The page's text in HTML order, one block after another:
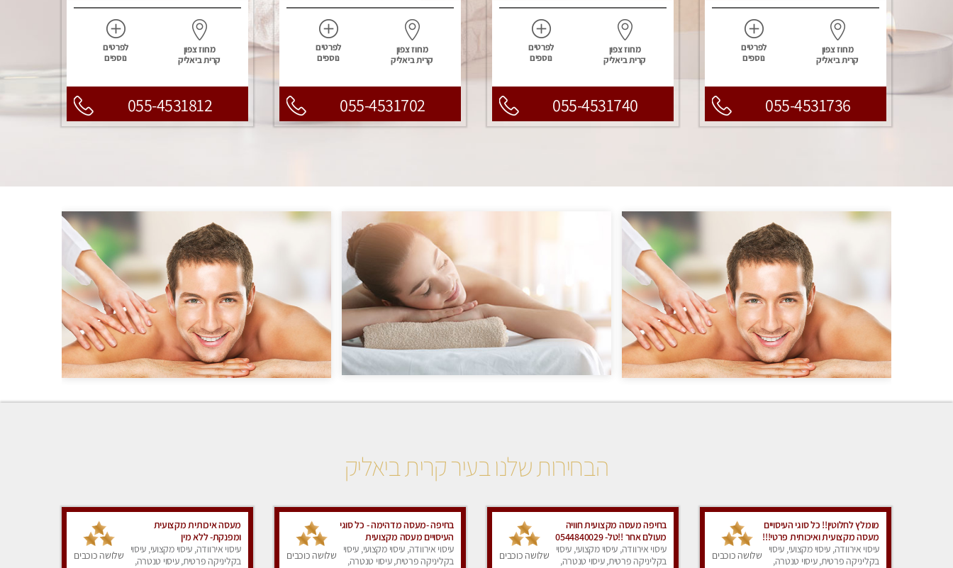
מחוז צפון
קרית ביאליק
לפרטים
נוספים
055-4531736
מחוז צפון
קרית ביאליק
לפרטים
נוספים
055-4531740
מחוז צפון
קרית ביאליק
לפרטים
נוספים
055-4531702
מחוז צפון
קרית ביאליק
לפרטים
נוספים
055-4531812
הבחירות שלנו בעיר קרית ביאליק
מומלץ לחלוטין!! כל סוגי העיסויים
מעסה מקצועית ואיכותית פרטי!!!
עיסוי אירוודה, עיסוי מקצועי, עיסוי
בקליניקה פרטית, עיסוי טנטרה,
שלושה כוכבים
בחיפה מעסה מקצועית חוויה
מעולם אחר !!טל- 0544840029
עיסוי אירוודה, עיסוי מקצועי, עיסוי
בקליניקה פרטית, עיסוי טנטרה,
שלושה כוכבים
בחיפה -מעסה מדהימה - כל סוגי
העיסויים מעסה מקצועית
ואיכותית פרטי!!! מוזמן לחוויה
בלתי נשכחת!!
עיסוי אירוודה, עיסוי מקצועי, עיסוי
בקליניקה פרטית, עיסוי טנטרה,
שלושה כוכבים
מעסה איכותית מקצועית
ומפנקת- ללא מין
עיסוי אירוודה, עיסוי מקצועי, עיסוי
בקליניקה פרטית, עיסוי טנטרה,
שלושה כוכבים